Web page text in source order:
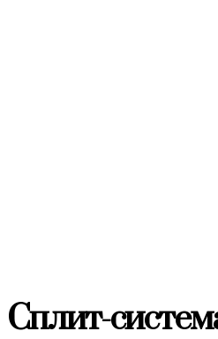
Сплит-